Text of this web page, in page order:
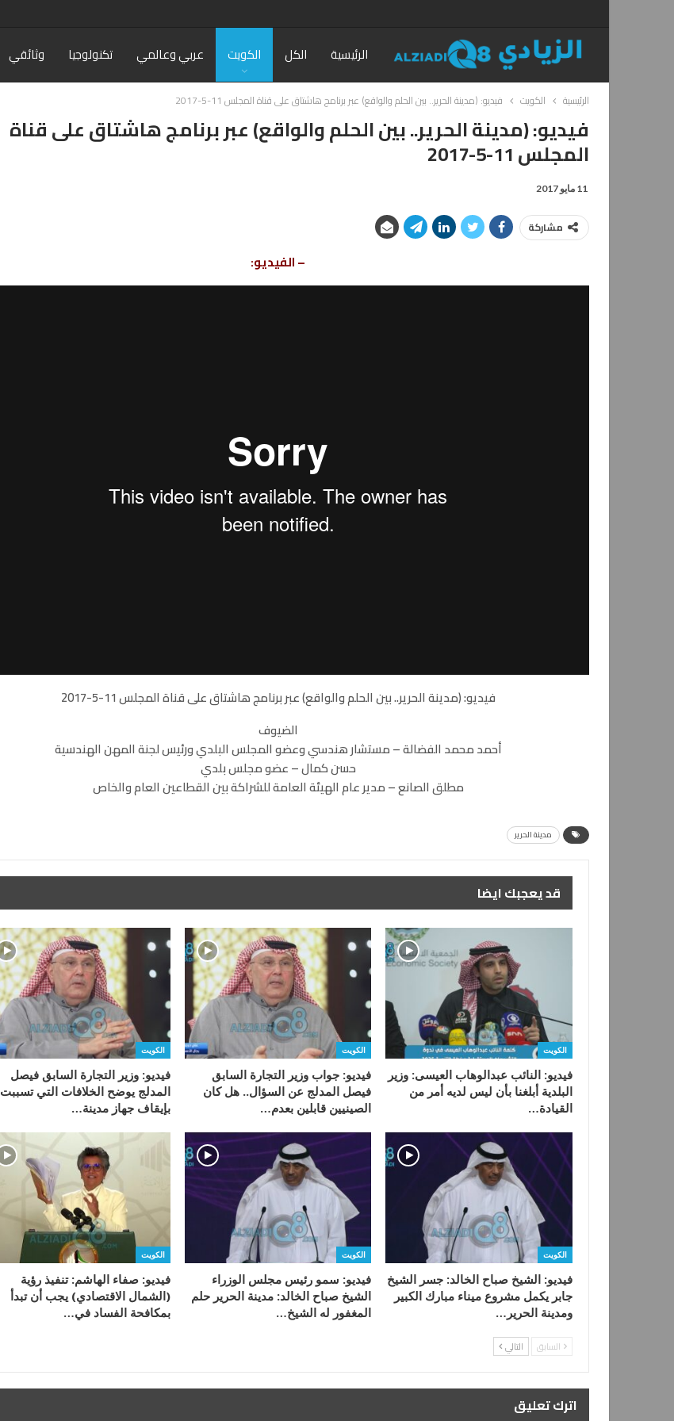
الرئيسية الكل الكويت عربي وعالمي تكنولوجيا وثائقي
الرئيسية الكويت فيديو: (مدينة الحرير.. بين الحلم والواقع) عبر برنامج هاشتاق على قناة المجلس 11-5-2017
فيديو: (مدينة الحرير.. بين الحلم والواقع) عبر برنامج هاشتاق على قناة
المجلس 11-5-2017
11 مايو 2017
مشاركة
– الفيديو:
فيديو: (مدينة الحرير.. بين الحلم والواقع) عبر برنامج هاشتاق على قناة المجلس 11-5-2017
الضيوف
أحمد محمد الفضالة – مستشار هندسي وعضو المجلس البلدي ورئيس لجنة المهن الهندسية
حسن كمال – عضو مجلس بلدي
مطلق الصانع – مدير عام الهيئة العامة للشراكة بين القطاعين العام والخاص
مدينة الحرير
قد يعجبك ايضا
الكويت
فيديو: النائب عبدالوهاب العيسى: وزير
البلدية أبلغنا بأن ليس لديه أمر من
القيادة…
الكويت
فيديو: جواب وزير التجارة السابق
فيصل المدلج عن السؤال.. هل كان
الصينيين قابلين بعدم…
الكويت
فيديو: وزير التجارة السابق فيصل
المدلج يوضح الخلافات التي تسببت
بإيقاف جهاز مدينة…
الكويت
فيديو: الشيخ صباح الخالد: جسر الشيخ
جابر يكمل مشروع ميناء مبارك الكبير
ومدينة الحرير…
الكويت
فيديو: سمو رئيس مجلس الوزراء
الشيخ صباح الخالد: مدينة الحرير حلم
المغفور له الشيخ…
الكويت
فيديو: صفاء الهاشم: تنفيذ رؤية
(الشمال الاقتصادي) يجب أن تبدأ
بمكافحة الفساد في…
السابق التالي
اترك تعليق